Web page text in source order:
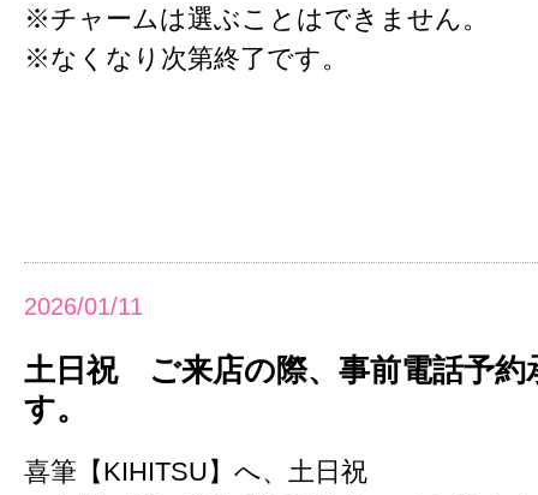
※チャームは選ぶことはできません。
※なくなり次第終了です。
2026/01/11
土日祝 ご来店の際、事前電話予約
す。
喜筆【KIHITSU】へ、土日祝